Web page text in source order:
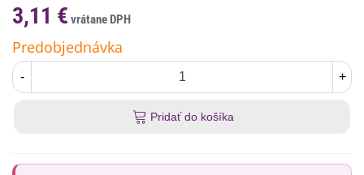
3,11 €
Predobjednávka
- +
Pridať do košíka